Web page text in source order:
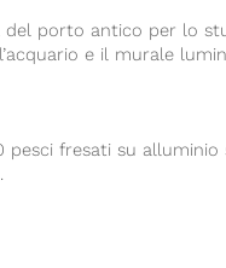
porto antico per lo
e il murale
fresati su alluminio